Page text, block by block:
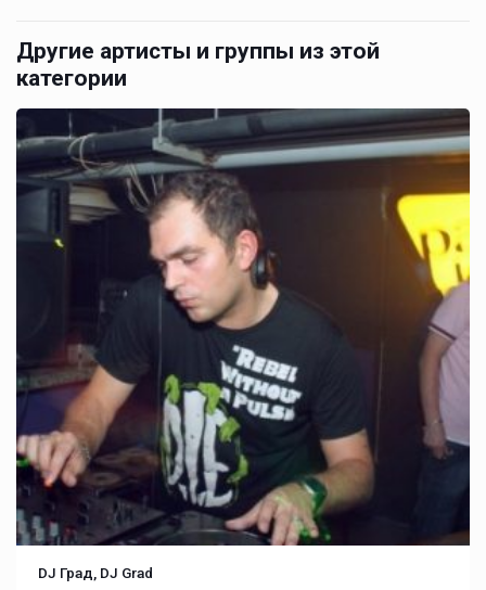
Другие артисты и группы из этой
категории
DJ Град, DJ Grad